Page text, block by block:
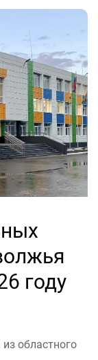
году
областного